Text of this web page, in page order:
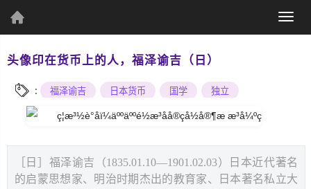
个人资料
(current)
头像印在货币上的人，福泽谕吉（日）
: 福泽谕吉 日本货币 国学 独立
［日］福泽谕吉（1835.01.10—1901.02.03）日本近代著名
的启蒙思想家、明治时期杰出的教育家、日本著名私立大